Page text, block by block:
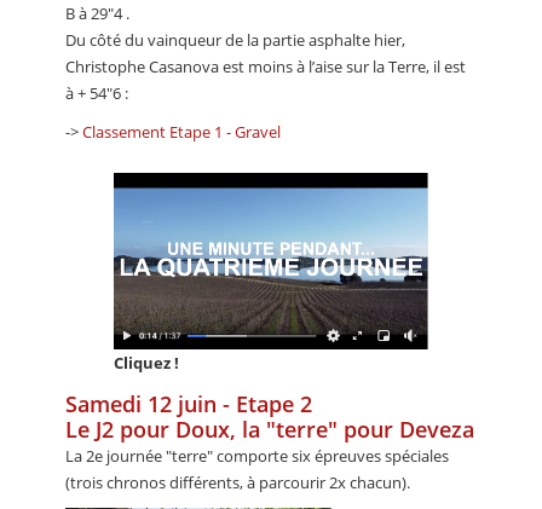
B à 29″4 .
Du côté du vainqueur de la partie asphalte hier,
Christophe Casanova est moins à l’aise sur la Terre, il est
à + 54″6 :
->Classement Etape 1 - Gravel
Cliquez !
Samedi 12 juin - Etape 2
Le J2 pour Doux, la "terre" pour Deveza
La 2e journée "terre" comporte six épreuves spéciales
(trois chronos différents, à parcourir 2x chacun).